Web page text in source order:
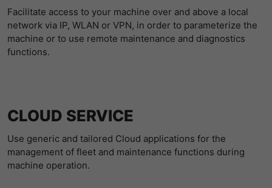
Facilitate access to your machine over and above a local
network via IP, WLAN or VPN, in order to parameterize the
machine or to use remote maintenance and diagnostics
functions.
CLOUD SERVICE
Use generic and tailored Cloud applications for the
management of fleet and maintenance functions during
machine operation.